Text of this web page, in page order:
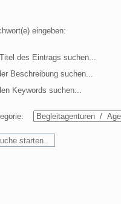
eingeben:
Titel des Eintrags suchen...
Beschreibung suchen...
Keywords suchen...